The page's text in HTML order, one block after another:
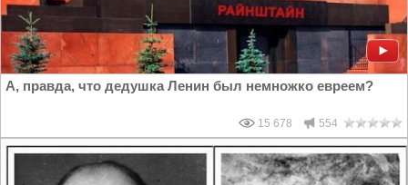
А, правда, что дедушка Ленин был немножко евреем?
15 678 554